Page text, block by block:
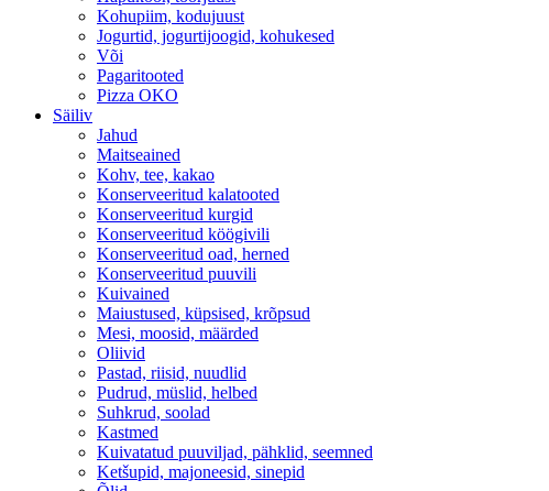
Kohupiim, kodujuust
Jogurtid, jogurtijoogid, kohukesed
Või
Pagaritooted
Pizza OKO
Säiliv
Jahud
Maitseained
Kohv, tee, kakao
Konserveeritud kalatooted
Konserveeritud kurgid
Konserveeritud köögivili
Konserveeritud oad, herned
Konserveeritud puuvili
Kuivained
Maiustused, küpsised, krõpsud
Mesi, moosid, määrded
Oliivid
Pastad, riisid, nuudlid
Pudrud, müslid, helbed
Suhkrud, soolad
Kastmed
Kuivatatud puuviljad, pähklid, seemned
Ketšupid, majoneesid, sinepid